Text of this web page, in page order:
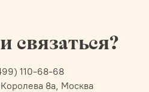
связаться?
110-68-68
8а, Москва